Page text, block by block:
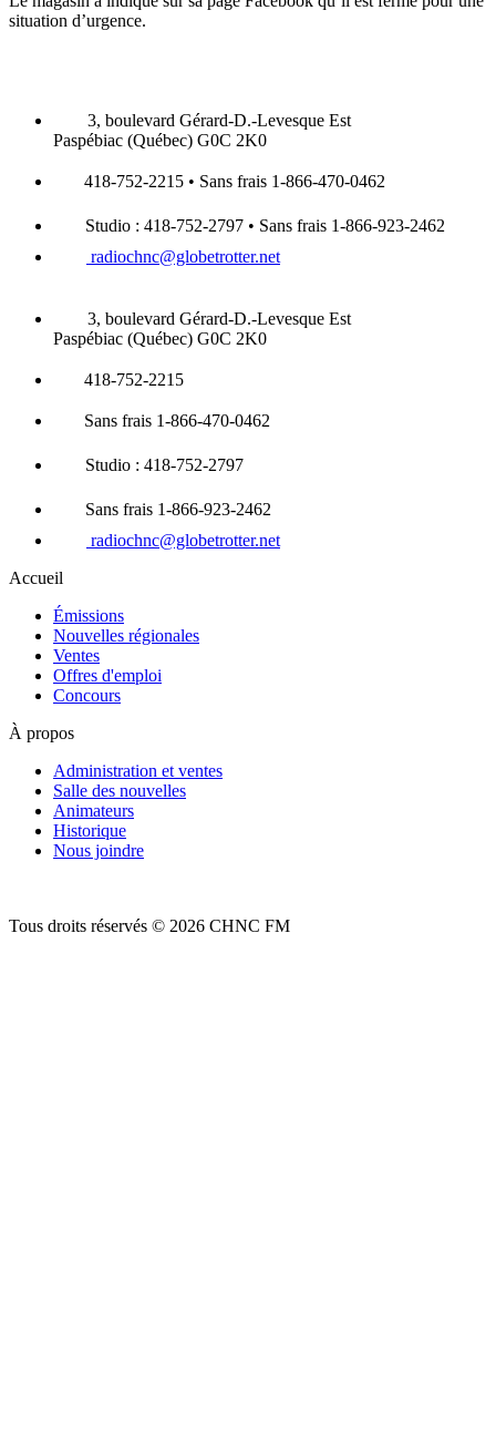
situation d’urgence.
3, boulevard Gérard-D.-Levesque Est
Paspébiac (Québec) G0C 2K0
418-752-2215 • Sans frais 1-866-470-0462
Studio : 418-752-2797 • Sans frais 1-866-923-2462
radiochnc@globetrotter.net
3, boulevard Gérard-D.-Levesque Est
Paspébiac (Québec) G0C 2K0
418-752-2215
Sans frais 1-866-470-0462
Studio : 418-752-2797
Sans frais 1-866-923-2462
radiochnc@globetrotter.net
Accueil
Émissions
Nouvelles régionales
Ventes
Offres d'emploi
Concours
À propos
Administration et ventes
Salle des nouvelles
Animateurs
Historique
Nous joindre
Tous droits réservés © 2026 CHNC FM